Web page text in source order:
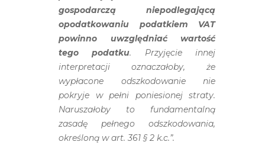
gospodarczą niepodlegającą
opodatkowaniu podatkiem VAT
powinno uwzględniać wartość
tego podatku. Przyjęcie innej
interpretacji oznaczałoby, że
wypłacone odszkodowanie nie
pokryje w pełni poniesionej straty.
Naruszałoby to fundamentalną
zasadę pełnego odszkodowania,
określoną w art. 361 § 2 k.c.”.